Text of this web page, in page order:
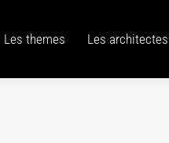
Les themes Les architectes